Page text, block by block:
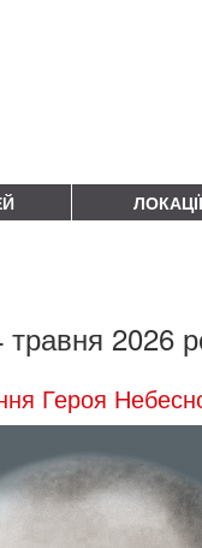
ЛОКАЦІЇ
травня 2026
Героя